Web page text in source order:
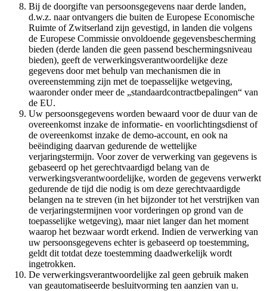
Bij de doorgifte van persoonsgegevens naar derde landen,
d.w.z. naar ontvangers die buiten de Europese Economische
Ruimte of Zwitserland zijn gevestigd, in landen die volgens
de Europese Commissie onvoldoende gegevensbescherming
bieden (derde landen die geen passend beschermingsniveau
bieden), geeft de verwerkingsverantwoordelijke deze
gegevens door met behulp van mechanismen die in
overeenstemming zijn met de toepasselijke wetgeving,
waaronder onder meer de „standaardcontractbepalingen“ van
de EU.
Uw persoonsgegevens worden bewaard voor de duur van de
overeenkomst inzake de informatie- en voorlichtingsdienst of
de overeenkomst inzake de demo-account, en ook na
beëindiging daarvan gedurende de wettelijke
verjaringstermijn. Voor zover de verwerking van gegevens is
gebaseerd op het gerechtvaardigd belang van de
verwerkingsverantwoordelijke, worden de gegevens verwerkt
gedurende de tijd die nodig is om deze gerechtvaardigde
belangen na te streven (in het bijzonder tot het verstrijken van
de verjaringstermijnen voor vorderingen op grond van de
toepasselijke wetgeving), maar niet langer dan het moment
waarop het bezwaar wordt erkend. Indien de verwerking van
uw persoonsgegevens echter is gebaseerd op toestemming,
geldt dit totdat deze toestemming daadwerkelijk wordt
ingetrokken.
De verwerkingsverantwoordelijke zal geen gebruik maken
van geautomatiseerde besluitvorming ten aanzien van u.